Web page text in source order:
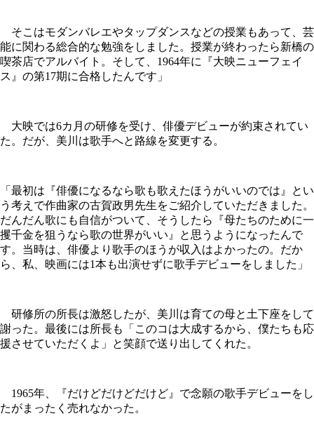
そこはモダンバレエやタップダンスなどの授業もあって、芸
能に関わる総合的な勉強をしました。授業が終わったら新橋の
喫茶店でアルバイト。そして、1964年に『大映ニューフェイ
ス』の第17期に合格したんです」
大映では6カ月の研修を受け、俳優デビューが約束されてい
た。だが、美川は歌手へと路線を変更する。
「最初は『俳優になるなら歌も歌えたほうがいいのでは』とい
う考えで作曲家の古賀政男先生をご紹介していただきました。
だんだん歌にも自信がついて、そうしたら『母たちのために一
攫千金を狙うなら歌の世界がいい』と思うようになったんで
す。当時は、俳優より歌手のほうが収入はよかったの。だか
ら、私、映画には1本も出演せずに歌手デビューをしました」
研修所の所長は激怒したが、美川は育ての母と土下座をして
謝った。最後には所長も「このコは大成するから、僕たちも応
援させていただくよ」と笑顔で送り出してくれた。
1965年、『だけどだけどだけど』で念願の歌手デビューをし
たがまったく売れなかった。